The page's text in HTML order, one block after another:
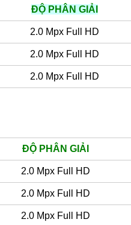
ĐỘ PHÂN GIẢI
2.0 Mpx Full HD
2.0 Mpx Full HD
2.0 Mpx Full HD
ĐỘ PHÂN GIẢI
2.0 Mpx Full HD
2.0 Mpx Full HD
2.0 Mpx Full HD